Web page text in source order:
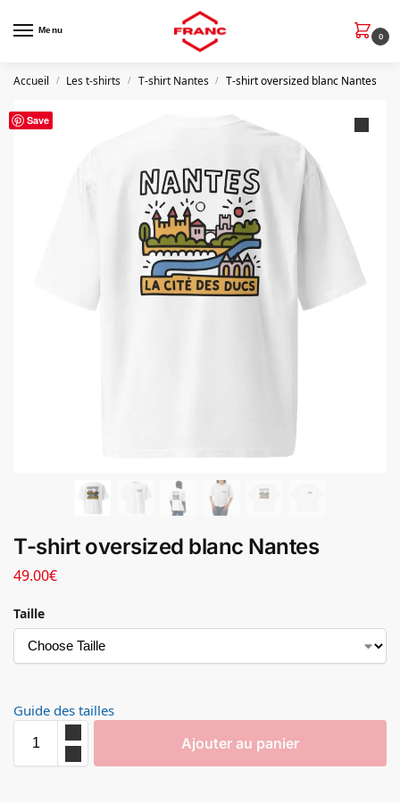
Menu
0
Accueil / Les t-shirts / T-shirt Nantes / T-shirt oversized blanc Nantes
Save
T-shirt oversized blanc Nantes
49.00€
Taille
Guide des tailles
Ajouter au panier